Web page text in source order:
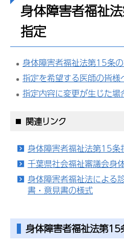
身体障害者福祉
指定
身体障害者福祉法第15条
指定を希望する医師の皆様
指定内容に変更が生じた場
関連リンク
身体障害者福祉法第15条
千葉県社会福祉審議会身
身体障害者福祉法による
書・意見書の様式
身体障害者福祉法第15